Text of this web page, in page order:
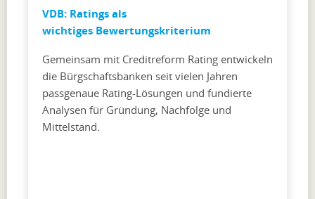
VDB: Ratings als
wichtiges Bewertungskriterium
Gemeinsam mit Creditreform Rating entwickeln
die Bürgschaftsbanken seit vielen Jahren
passgenaue Rating-Lösungen und fundierte
Analysen für Gründung, Nachfolge und
Mittelstand.